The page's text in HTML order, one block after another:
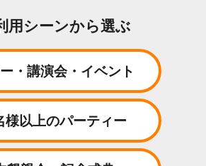
用シーンから選ぶ
・講演会・イベント
様以上のパーティー